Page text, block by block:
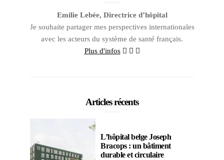
Emilie Lebée, Directrice d’hôpital
Je souhaite partager mes perspectives internationales
avec les acteurs du système de santé français.
Plus d'infos
Articles récents
L’hôpital belge Joseph
Bracops : un bâtiment
durable et circulaire